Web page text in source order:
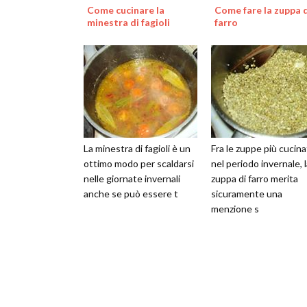
Come cucinare la
minestra di fagioli
La minestra di fagioli è un
ottimo modo per scaldarsi
nelle giornate invernali
anche se può essere t
Come fare la zuppa
farro
Fra le zuppe più
nel periodo invernale,
zuppa di farro merita
sicuramente una
menzione s